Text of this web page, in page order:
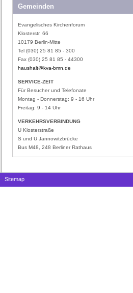
Gemeinden
Evangelisches Kirchenforum
Klosterstr. 66
10179 Berlin-Mitte
Tel (030) 25 81 85 - 300
Fax (030) 25 81 85 - 44300
haushalt@kva-bmn.de
SERVICE-ZEIT
Für Besucher und Telefonate
Montag - Donnerstag: 9 - 16 Uhr
Freitag: 9 - 14 Uhr
VERKEHRSVERBINDUNG
U Klosterstraße
S und U Jannowitzbrücke
Bus M48, 248 Berliner Rathaus
- Sitemap